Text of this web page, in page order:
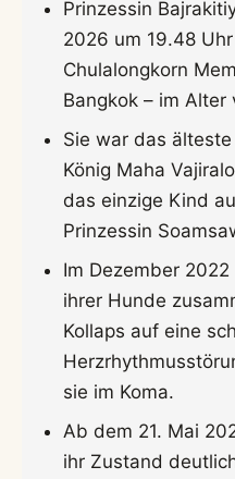
Prinzessin
2026 um 19.48
Chulalongkorn
Bangkok – im Alter
Sie war das
König Maha
das einzige Kind
Prinzessin
Im Dezember
ihrer Hunde
Kollaps auf eine
sie im Koma.
Ab dem 21. Mai
ihr Zustand